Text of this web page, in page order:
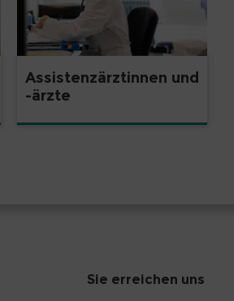
Assistenzärztinnen und
-ärzte
Sie erreichen uns